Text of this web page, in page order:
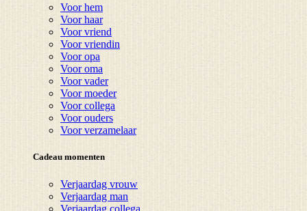
Voor hem
Voor haar
Voor vriend
Voor vriendin
Voor opa
Voor oma
Voor vader
Voor moeder
Voor collega
Voor ouders
Voor verzamelaar
Cadeau momenten
Verjaardag vrouw
Verjaardag man
Verjaardag collega